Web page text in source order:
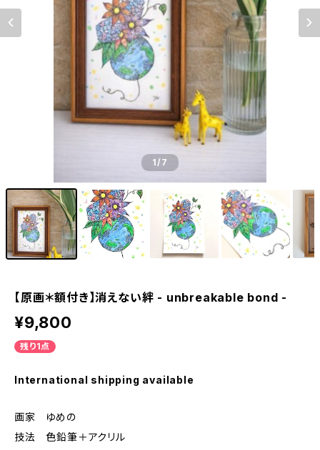
1/7
【原画＊額付き】消えない絆 - unbreakable bond -
¥9,800
残り1点
International shipping available
画家 ゆめの
技法 色鉛筆＋アクリル